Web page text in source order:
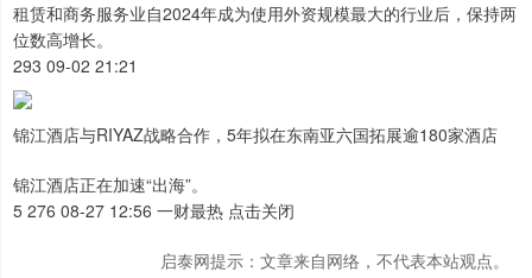
租赁和商务服务业自2024年成为使用外资规模最大的行业后，保持两
位数高增长。
293 09-02 21:21
锦江酒店与RIYAZ战略合作，5年拟在东南亚六国拓展逾180家酒店
锦江酒店正在加速“出海”。
5 276 08-27 12:56 一财最热 点击关闭
启泰网提示：文章来自网络，不代表本站观点。